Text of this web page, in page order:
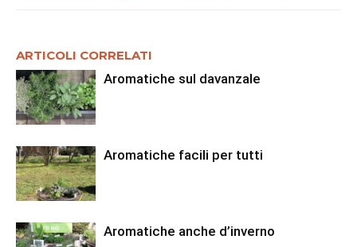
ARTICOLI CORRELATI
Aromatiche sul davanzale
Aromatiche facili per tutti
Aromatiche anche d’inverno